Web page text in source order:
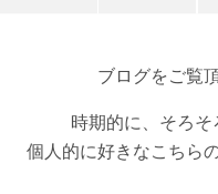
ブログをご覧
時期的に、そろそ
個人的に好きなこちら